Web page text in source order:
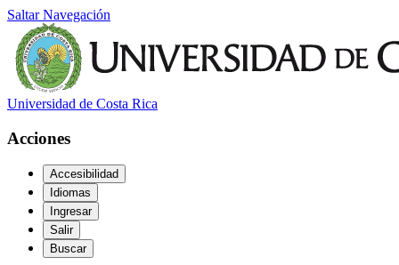
Saltar Navegación
Universidad de Costa Rica
Acciones
Accesibilidad
Idiomas
Ingresar
Salir
Buscar